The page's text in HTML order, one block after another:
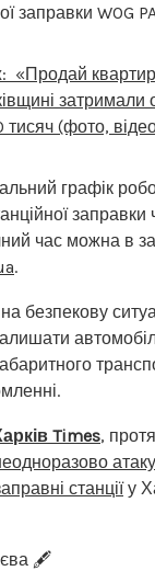
заправки WOG
«Продай
тисяч (фото,
графік
заправки
час можна в
.
безпекову
Times,
станціїу
🖋️